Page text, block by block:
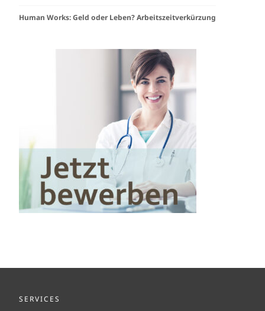
Human Works: Geld oder Leben? Arbeitszeitverkürzung
SERVICES